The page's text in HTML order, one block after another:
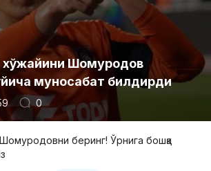
хўжайини Шомуродов
муносабат билдирди
0
беринг! Ўрнига бошқа